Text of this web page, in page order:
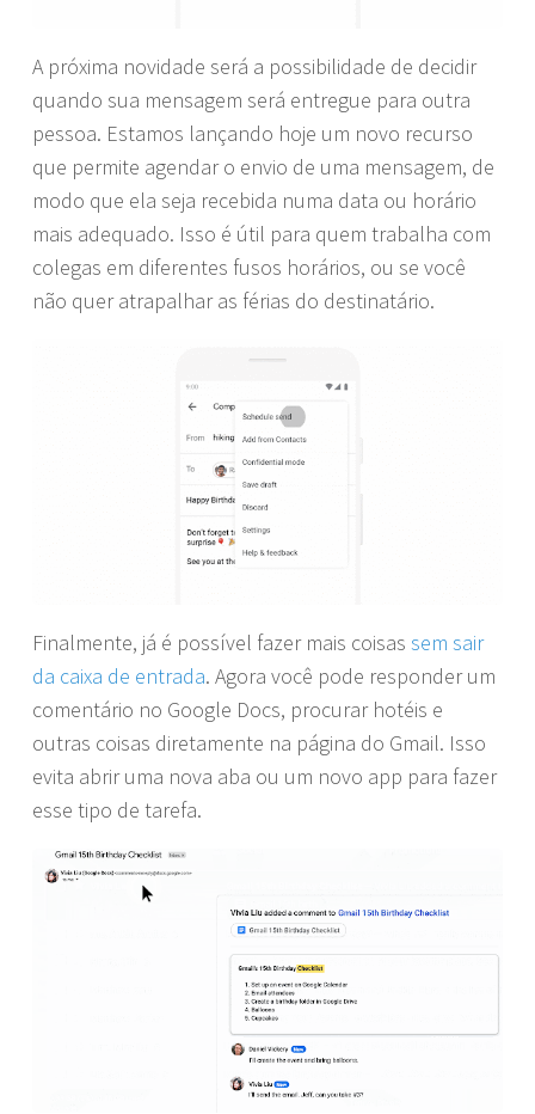
A próxima novidade será a possibilidade de decidir
quando sua mensagem será entregue para outra
pessoa. Estamos lançando hoje um novo recurso
que permite agendar o envio de uma mensagem, de
modo que ela seja recebida numa data ou horário
mais adequado. Isso é útil para quem trabalha com
colegas em diferentes fusos horários, ou se você
não quer atrapalhar as férias do destinatário.
Finalmente, já é possível fazer mais coisas sem sair
da caixa de entrada. Agora você pode responder um
comentário no Google Docs, procurar hotéis e
outras coisas diretamente na página do Gmail. Isso
evita abrir uma nova aba ou um novo app para fazer
esse tipo de tarefa.